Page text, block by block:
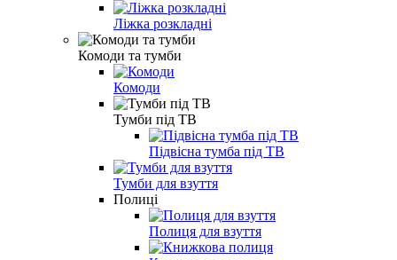
Ліжка розкладні
Комоди та тумби
Комоди
Тумби під ТВ
Підвісна тумба під ТВ
Тумби для взуття
Полиці
Полиця для взуття